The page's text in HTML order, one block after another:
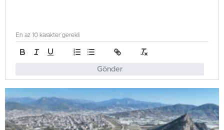
Gönder
En az 10 karakter gerekli